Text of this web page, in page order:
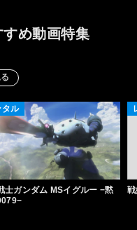
め動画特集
タル
士ガンダム MSイグルー −黙